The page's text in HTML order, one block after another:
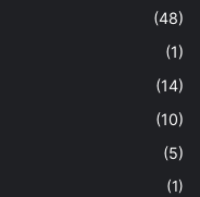
(48)
(1)
(14)
(10)
(5)
(1)